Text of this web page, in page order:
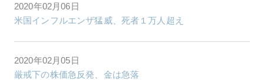
2020年02月06日
米国インフルエンザ猛威、死者１万人超え
2020年02月05日
厳戒下の株価急反発、金は急落